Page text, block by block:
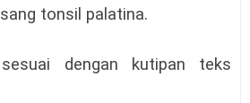
tonsil palatina.
dengan kutipan teks